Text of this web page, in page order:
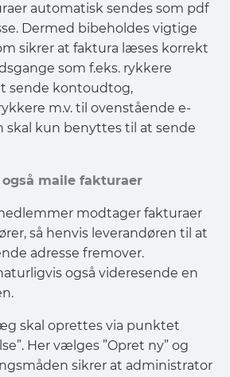
automatisk sendes som pdf
Dermed bibeholdes vigtige
sikrer at faktura læses korrekt
som f.eks. rykkere
sende kontoudtog,
m.v. til ovenstående e-
skal kun benyttes til at sende
maile fakturaer
modtager fakturaer
så henvis leverandøren til at
adresse fremover.
også videresende en
skal oprettes via punktet
Her vælges ”Opret ny” og
sikrer at administrator